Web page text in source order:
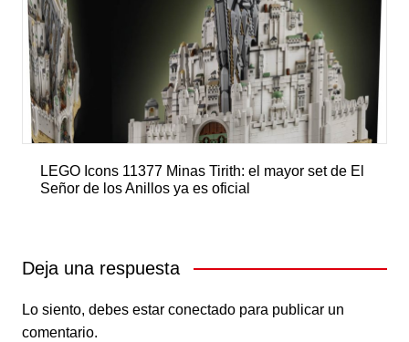
LEGO Icons 11377 Minas Tirith: el mayor set de El
Señor de los Anillos ya es oficial
Deja una respuesta
Lo siento, debes estar conectadopara publicar un
comentario.